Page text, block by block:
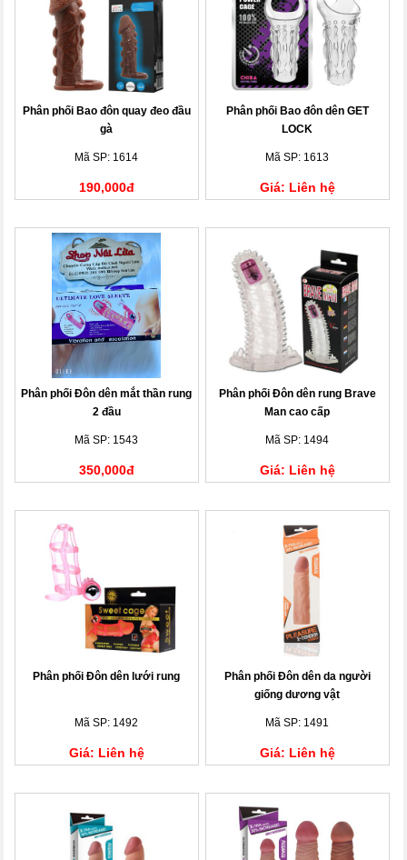
Phân phối Bao đôn quay đeo đầu
gà
Mã SP: 1614
190,000đ
Phân phối Bao đôn dên GET
LOCK
Mã SP: 1613
Giá: Liên hệ
Phân phối Đôn dên mắt thần rung
2 đầu
Mã SP: 1543
350,000đ
Phân phối Đôn dên rung Brave
Man cao cấp
Mã SP: 1494
Giá: Liên hệ
Phân phối Đôn dên lưới rung
Mã SP: 1492
Giá: Liên hệ
Phân phối Đôn dên da người
giống dương vật
Mã SP: 1491
Giá: Liên hệ